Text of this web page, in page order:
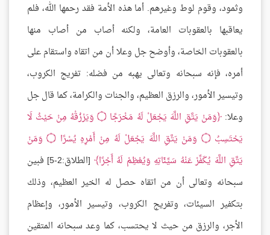
وثمود، وقوم لوط وغيرهم. أما هذه الأمة فقد رحمها الله، فلم
يعاقبها بالعقوبات العامة، ولكنه أصاب من أصاب منها
بالعقوبات الخاصة، وأوضح جل وعلا أن من اتقاه واستقام على
أمره، فإنه سبحانه وتعالى يهبه من فضله: تفريج الكروب،
وتيسير الأمور، والرزق العظيم، والجنات والكرامة، كما قال جل
وعلا:
وَمَنْ يَتَّقِ اللَّهَ يَجْعَلْ لَهُ مَخْرَجًا ۝ وَيَرْزُقْهُ مِنْ حَيْثُ لَا
يَحْتَسِبُ ۝ وَمَنْ يَتَّقِ اللَّهَ يَجْعَلْ لَهُ مِنْ أَمْرِهِ يُسْرًا ۝ وَمَنْ
يَتَّقِ اللَّهَ يُكَفِّرْ عَنْهُ سَيِّئَاتِهِ وَيُعْظِمْ لَهُ أَجْرًا
[الطلاق:2-5] فبين
سبحانه وتعالى أن من اتقاه حصل له الخير العظيم، وذلك
بتكفير السيئات، وتفريج الكروب، وتيسير الأمور، وإعظام
الأجر، والرزق من حيث لا يحتسب، كما وعد سبحانه المتقين